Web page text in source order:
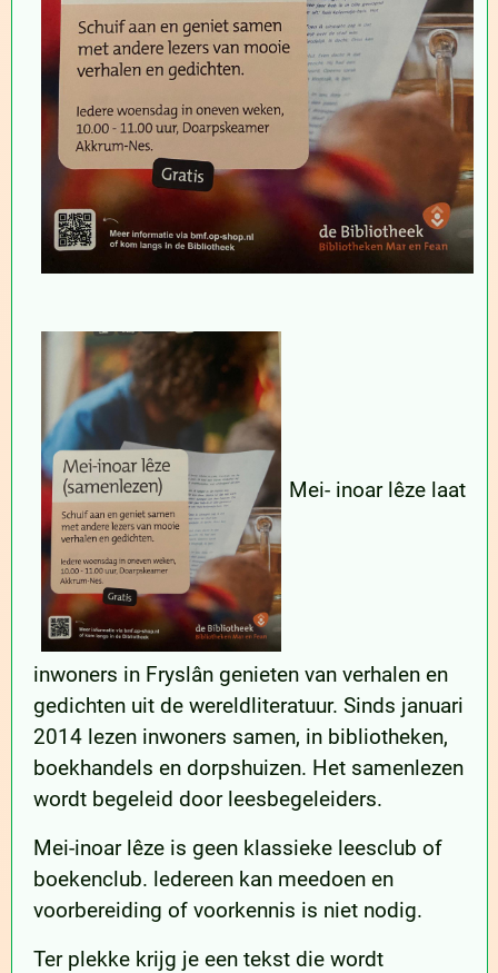
Mei- inoar lêze laat
inwoners in Fryslân genieten van verhalen en
gedichten uit de wereldliteratuur. Sinds januari
2014 lezen inwoners samen, in bibliotheken,
boekhandels en dorpshuizen. Het samenlezen
wordt begeleid door leesbegeleiders.
Mei-inoar lêze is geen klassieke leesclub of
boekenclub. ledereen kan meedoen en
voorbereiding of voorkennis is niet nodig.
Ter plekke krijg je een tekst die wordt